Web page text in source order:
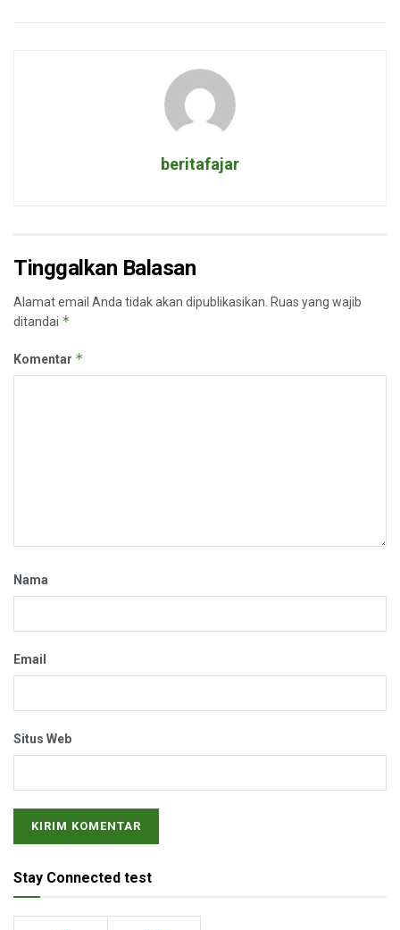
beritafajar
Tinggalkan Balasan
Alamat email Anda tidak akan dipublikasikan. Ruas yang wajib
ditandai *
Komentar *
Nama
Email
Situs Web
Stay Connected test